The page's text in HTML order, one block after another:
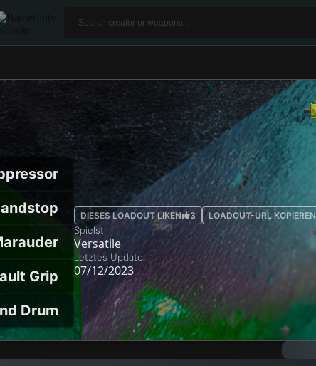
Grip
Drum
DIESES LOADOUT LIKEN 3 LOADOUT-URL KOPIEREN
Spielstil
Versatile
Letztes Update
07/12/2023